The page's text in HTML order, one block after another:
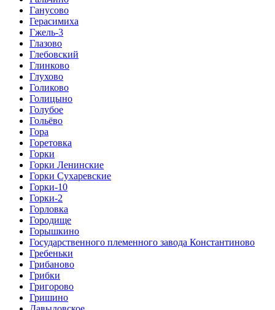
Ганусово
Герасимиха
Гжель-3
Глазово
Глебовский
Глинково
Глухово
Голиково
Голицыно
Голубое
Гольёво
Гора
Горетовка
Горки
Горки Ленинские
Горки Сухаревские
Горки-10
Горки-2
Горловка
Городище
Горышкино
Государственного племенного завода Константиново
Гребеньки
Грибаново
Грибки
Григорово
Гришино